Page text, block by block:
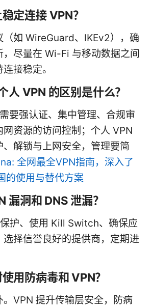
定连接 VPN？
（如 WireGuard、IKEv2），确
，尽量在 Wi-Fi 与移动数据之间
接稳定。
人 VPN 的区别是什么？
要强认证、集中管理、合规审
资源的访问控制；个人 VPN
、解锁与上网安全，管理要简
全网最全VPN指南，深入了
的使用与替代方案
漏洞和 DNS 泄漏？
护、使用 Kill Switch、确保应
选择信誉良好的提供商，定期进
用防病毒和 VPN？
。VPN 提升传输层安全，防病